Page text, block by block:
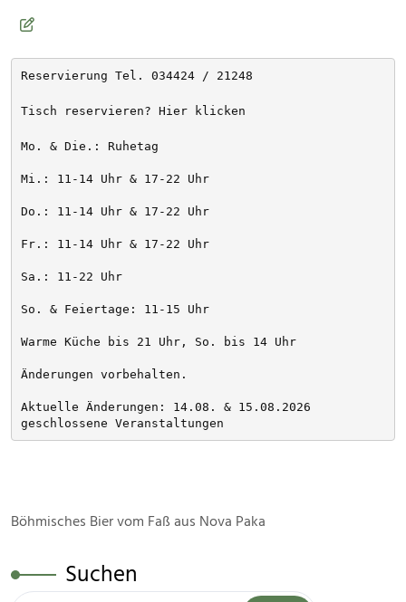
Reservierung Tel. 034424 / 21248
Tisch reservieren? Hier klicken
Mo. & Die.: Ruhetag
Mi.: 11-14 Uhr & 17-22 Uhr
Do.: 11-14 Uhr & 17-22 Uhr
Fr.: 11-14 Uhr & 17-22 Uhr
Sa.: 11-22 Uhr
So. & Feiertage: 11-15 Uhr
Warme Küche bis 21 Uhr, So. bis 14 Uhr
Änderungen vorbehalten.
Aktuelle Änderungen: 14.08. & 15.08.2026
geschlossene Veranstaltungen
Böhmisches Bier vom Faß aus Nova Paka
Suchen